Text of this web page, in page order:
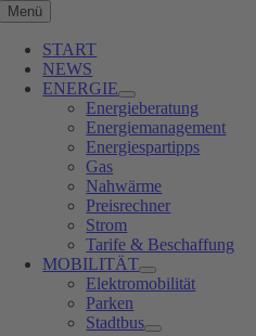
Menü
START
NEWS
ENERGIE
Energieberatung
Energiemanagement
Energiespartipps
Gas
Nahwärme
Preisrechner
Strom
Tarife & Beschaffung
MOBILITÄT
Elektromobilität
Parken
Stadtbus